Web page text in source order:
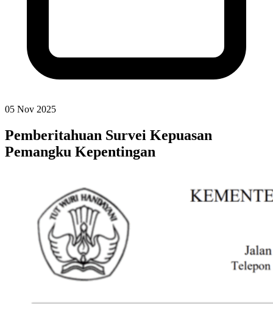
05 Nov 2025
Pemberitahuan Survei Kepuasan
Pemangku Kepentingan